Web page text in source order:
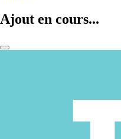
Ajout en cours...